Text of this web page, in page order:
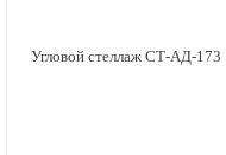
Угловой стеллаж СТ-АД-173